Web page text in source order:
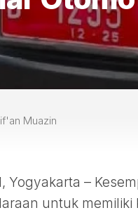
Muazin
Yogyakarta –
untuk